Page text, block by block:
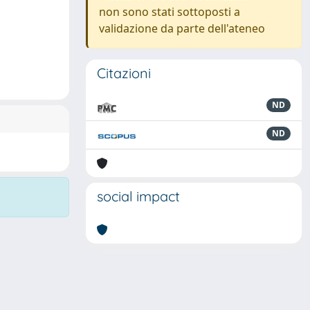
non sono stati sottoposti a
validazione da parte dell'ateneo
Citazioni
ND
ND
social impact